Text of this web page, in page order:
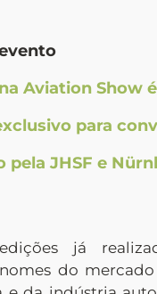
Aviation Show
para
pela JHSF e
já
do